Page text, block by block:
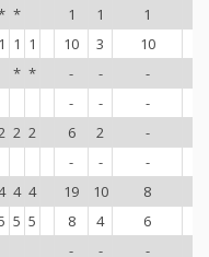
* 1 1 1
1 1 1 10 3 10
* * - - -
- - -
2 2 6 2 -
- - -
4 4 19 10 8
5 5 8 4 6
- - -